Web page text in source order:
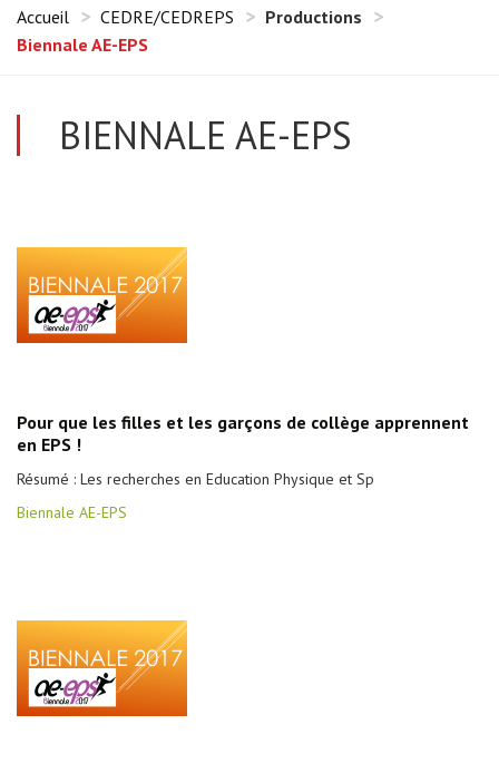
Accueil CEDRE/CEDREPS
Productions
Biennale AE-EPS
BIENNALE AE-EPS
Pour que les filles et les garçons de collège apprennent
en EPS !
Résumé : Les recherches en Education Physique et Sp
Biennale AE-EPS